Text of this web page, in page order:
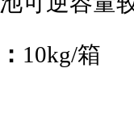
10kg/箱